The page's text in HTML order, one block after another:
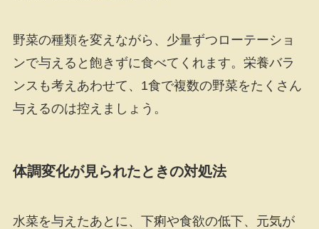
野菜の種類を変えながら、少量ずつローテーショ
ンで与えると飽きずに食べてくれます。栄養バラ
ンスも考えあわせて、1食で複数の野菜をたくさん
与えるのは控えましょう。
体調変化が見られたときの対処法
水菜を与えたあとに、下痢や食欲の低下、元気が